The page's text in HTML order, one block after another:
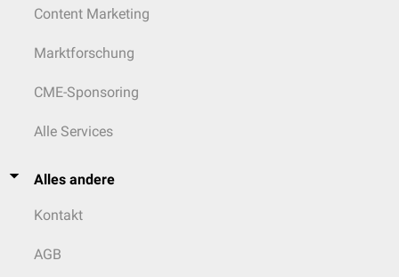
Content Marketing
Marktforschung
CME-Sponsoring
Alle Services
Alles andere
Kontakt
AGB